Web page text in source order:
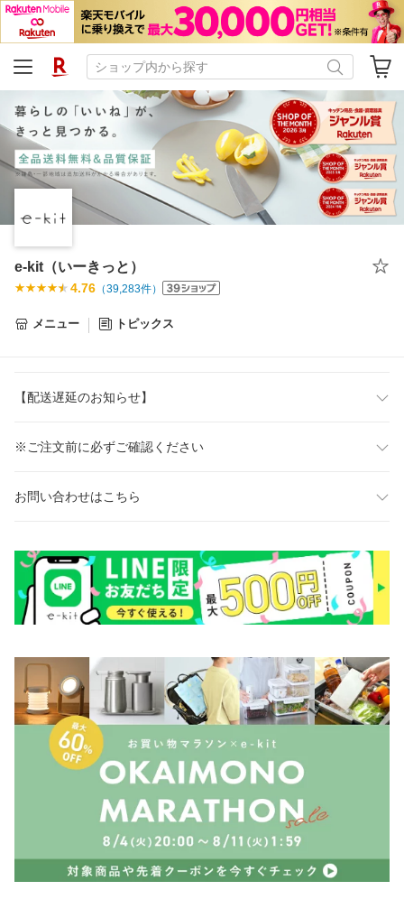
e-kit（いーきっと）
4.76 （39,283件）
メニュー トピックス
【配送遅延のお知らせ】
※ご注文前に必ずご確認ください
お問い合わせはこちら